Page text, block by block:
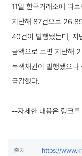
11일 한국거래소에 따
지난해 87건으로
40건이 발행됐는데, 지
금액으로 보면 지난해
녹색채권이 발행됐으
급감했다.
--자세한 내용은 링크
출처
https://